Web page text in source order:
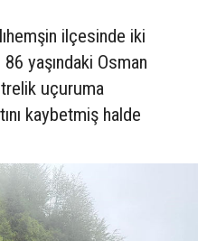
ilçesinde iki
yaşındaki Osman
uçuruma
kaybetmiş halde